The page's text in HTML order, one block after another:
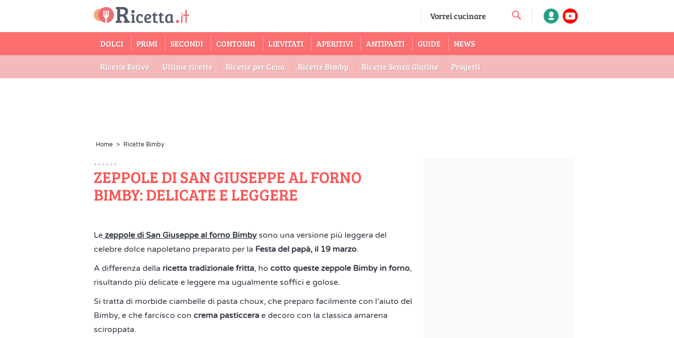
DOLCI PRIMI SECONDI CONTORNI LIEVITATI APERITIVI ANTIPASTI GUIDE NEWS
Ricette Estive Ultime ricette Ricette per Cena Ricette Bimby Ricette Senza Glutine Progetti
Home > Ricette Bimby
ZEPPOLE DI SAN GIUSEPPE AL FORNO
BIMBY: DELICATE E LEGGERE
Le zeppole di San Giuseppe al forno Bimby sono una versione più leggera del
celebre dolce napoletano preparato per la Festa del papà, il 19 marzo.
A differenza della ricetta tradizionale fritta, ho cotto queste zeppole Bimby in forno,
risultando più delicate e leggere ma ugualmente soffici e golose.
Si tratta di morbide ciambelle di pasta choux, che preparo facilmente con l’aiuto del
Bimby, e che farcisco con crema pasticcera e decoro con la classica amarena
sciroppata.